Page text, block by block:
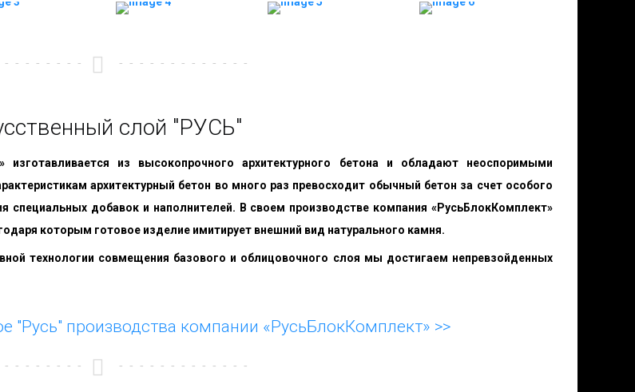
слой "РУСЬ"
из высокопрочного архитектурного бетона и обладают неоспоримыми
архитектурный бетон во много раз превосходит обычный бетон за счет особого
специальных добавок и наполнителей. В своем производстве компания «РусьБлокКомплект»
которым готовое изделие имитирует внешний вид натурального камня.
технологии совмещения базового и облицовочного слоя мы достигаем непревзойденных
"Русь" производства компании «РусьБлокКомплект» >>